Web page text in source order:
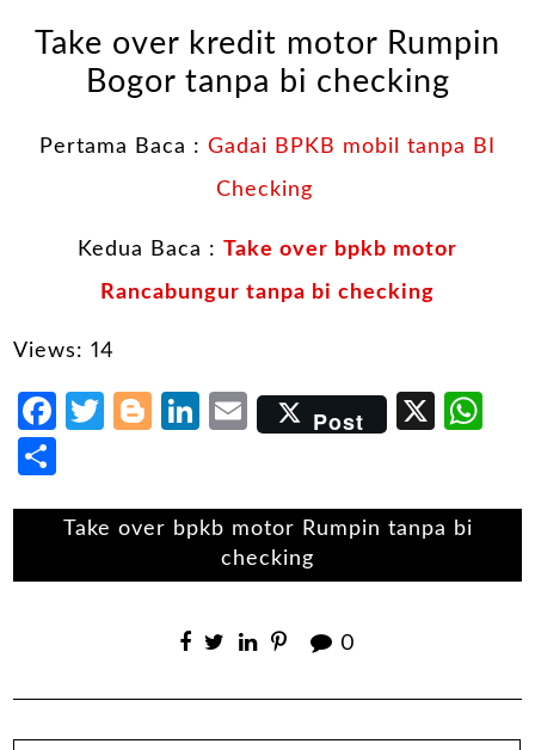
Take over kredit motor Rumpin
Bogor tanpa bi checking
Pertama Baca : Gadai BPKB mobil tanpa BI
Checking
Kedua Baca : Take over bpkb motor
Rancabungur tanpa bi checking
Views: 14
Facebook
Twitter
Blogger
LinkedIn
Email
Post X
Take over bpkb motor Rumpin tanpa bi
checking
0